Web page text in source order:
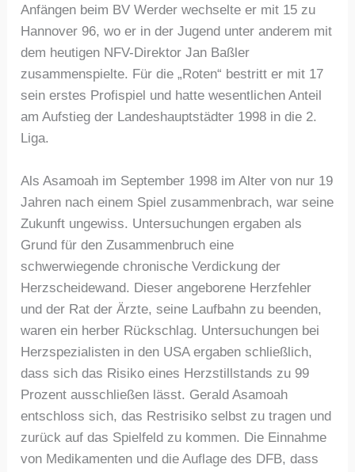
Anfängen beim BV Werder wechselte er mit 15 zu
Hannover 96, wo er in der Jugend unter anderem mit
dem heutigen NFV-Direktor Jan Baßler
zusammenspielte. Für die „Roten“ bestritt er mit 17
sein erstes Profispiel und hatte wesentlichen Anteil
am Aufstieg der Landeshauptstädter 1998 in die 2.
Liga.
Als Asamoah im September 1998 im Alter von nur 19
Jahren nach einem Spiel zusammenbrach, war seine
Zukunft ungewiss. Untersuchungen ergaben als
Grund für den Zusammenbruch eine
schwerwiegende chronische Verdickung der
Herzscheidewand. Dieser angeborene Herzfehler
und der Rat der Ärzte, seine Laufbahn zu beenden,
waren ein herber Rückschlag. Untersuchungen bei
Herzspezialisten in den USA ergaben schließlich,
dass sich das Risiko eines Herzstillstands zu 99
Prozent ausschließen lässt. Gerald Asamoah
entschloss sich, das Restrisiko selbst zu tragen und
zurück auf das Spielfeld zu kommen. Die Einnahme
von Medikamenten und die Auflage des DFB, dass